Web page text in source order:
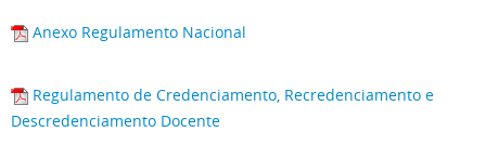
Anexo Regulamento Nacional
Regulamento de Credenciamento, Recredenciamento e
Descredenciamento Docente